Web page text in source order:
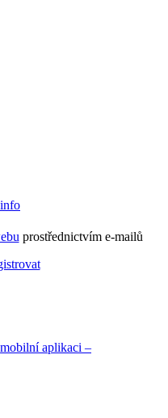
prostřednictvím e-mailů
mobilní aplikaci –